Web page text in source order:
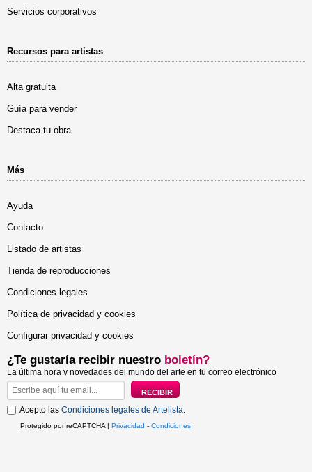
Servicios corporativos
Recursos para artistas
Alta gratuita
Guía para vender
Destaca tu obra
Más
Ayuda
Contacto
Listado de artistas
Tienda de reproducciones
Condiciones legales
Política de privacidad y cookies
Configurar privacidad y cookies
¿Te gustaría recibir nuestro boletín?
La última hora y novedades del mundo del arte en tu correo electrónico
Acepto las Condiciones legales de Artelista.
Protegido por reCAPTCHA | Privacidad - Condiciones